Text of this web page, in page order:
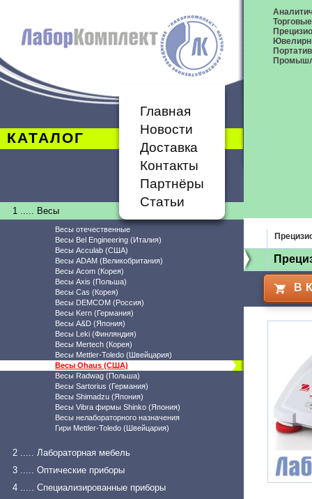
КАТАЛОГ
Главная
Новости
Доставка
Контакты
Партнёры
Статьи
1 ..... Весы
Весы отечественные
Весы Bel Engineering (Италия)
Весы Acculab (США)
Весы ADAM (Великобритания)
Весы Acom (Корея)
Весы Axis (Польша)
Весы Cas (Корея)
Весы DEMCOM (Россия)
Весы Kern (Германия)
Весы A&D (Япония)
Весы Leki (Финляндия)
Весы Mertech (Корея)
Весы Mettler-Toledo (Швейцария)
Весы Ohaus (США)
Весы Radwag (Польша)
Весы Sartorius (Германия)
Весы Shimadzu (Япония)
Весы Vibra фирмы Shinko (Япония)
Весы нелабораторного назначения
Гири Mettler-Toledo (Швейцария)
2 ..... Лабораторная мебель
3 ..... Оптические приборы
4 ..... Специализированные приборы
В